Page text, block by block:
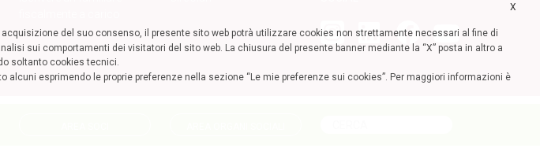
X
del suo consenso, il presente sito web potrà utilizzare cookies non strettamente necessari al fine di
sui comportamenti dei visitatori del sito web. La chiusura del presente banner mediante la “X” posta in altro a
soltanto cookies tecnici.
esprimendo le proprie preferenze nella sezione “Le mie preferenze sui cookies”. Per maggiori informazioni è